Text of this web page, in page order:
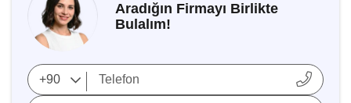
Aradığın Firmayı Birlikte
Bulalım!